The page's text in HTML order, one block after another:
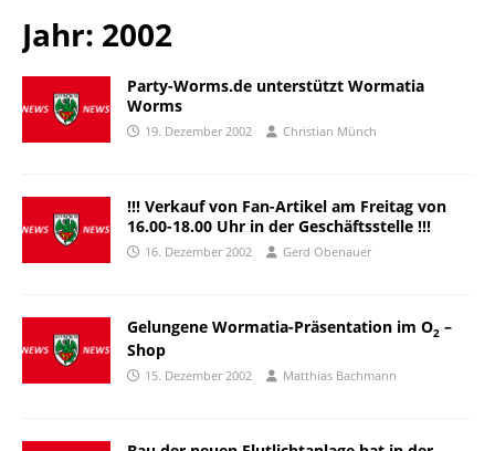
Jahr: 2002
Party-Worms.de unterstützt Wormatia
Worms
19. Dezember 2002 Christian Münch
!!! Verkauf von Fan-Artikel am Freitag von
16.00-18.00 Uhr in der Geschäftsstelle !!!
16. Dezember 2002 Gerd Obenauer
Gelungene Wormatia-Präsentation im O2 –
Shop
15. Dezember 2002 Matthias Bachmann